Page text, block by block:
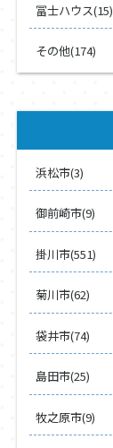
冨士ハウス(15)
その他(174)
浜松市(3)
御前崎市(9)
掛川市(551)
菊川市(62)
袋井市(74)
島田市(25)
牧之原市(9)